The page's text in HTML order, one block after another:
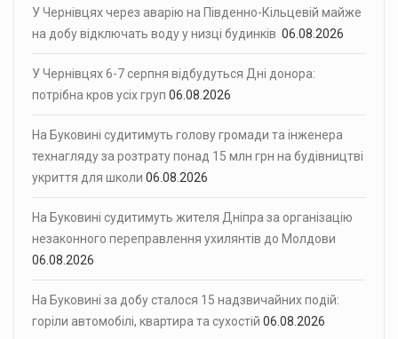
У Чернівцях через аварію на Південно-Кільцевій майже
на добу відключать воду у низці будинків 06.08.2026
У Чернівцях 6-7 серпня відбудуться Дні донора:
потрібна кров усіх груп 06.08.2026
На Буковині судитимуть голову громади та інженера
технагляду за розтрату понад 15 млн грн на будівництві
укриття для школи 06.08.2026
На Буковині судитимуть жителя Дніпра за організацію
незаконного переправлення ухилянтів до Молдови
06.08.2026
На Буковині за добу сталося 15 надзвичайних подій:
горіли автомобілі, квартира та сухостій 06.08.2026